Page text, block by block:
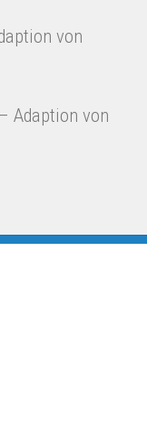
von
Adaption von